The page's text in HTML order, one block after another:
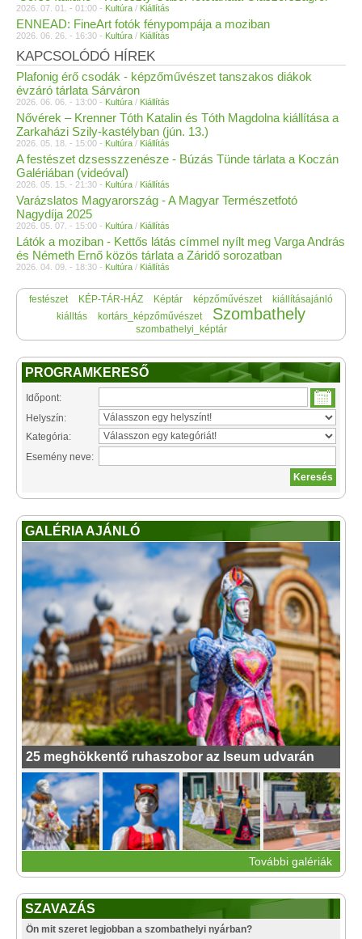
2026. 07. 01. - 01:00 - Kultúra / Kiállítás
ENNEAD: FineArt fotók fénypompája a moziban
2026. 06. 26. - 16:30 - Kultúra / Kiállítás
KAPCSOLÓDÓ HÍREK
Plafonig érő csodák - képzőművészet tanszakos diákok
évzáró tárlata Sárváron
2026. 06. 06. - 13:00 - Kultúra / Kiállítás
Nővérek – Krenner Tóth Katalin és Tóth Magdolna kiállítása a
Zarkaházi Szily-kastélyban (jún. 13.)
2026. 05. 18. - 15:00 - Kultúra / Kiállítás
A festészet dzsesszzenésze - Búzás Tünde tárlata a Koczán
Galériában (videóval)
2026. 05. 15. - 21:30 - Kultúra / Kiállítás
Varázslatos Magyarország - A Magyar Természetfotó
Nagydíja 2025
2026. 05. 07. - 15:00 - Kultúra / Kiállítás
Látók a moziban - Kettős látás címmel nyílt meg Varga András
és Németh Ernő közös tárlata a Záridő sorozatban
2026. 04. 09. - 18:30 - Kultúra / Kiállítás
festészet KÉP-TÁR-HÁZ Képtár képzőművészet
kiállításajánló
kiálltás
kortárs_képzőművészet Szombathely
szombathelyi_képtár
PROGRAMKERESŐ
Időpont:
Helyszín:
Kategória:
Esemény neve:
GALÉRIA AJÁNLÓ
25 meghökkentő ruhaszobor az Iseum udvarán
További galériák
SZAVAZÁS
Ön mit szeret legjobban a szombathelyi nyárban?